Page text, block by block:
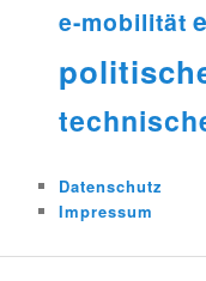
e-mobilität
Datenschutz
Impressum